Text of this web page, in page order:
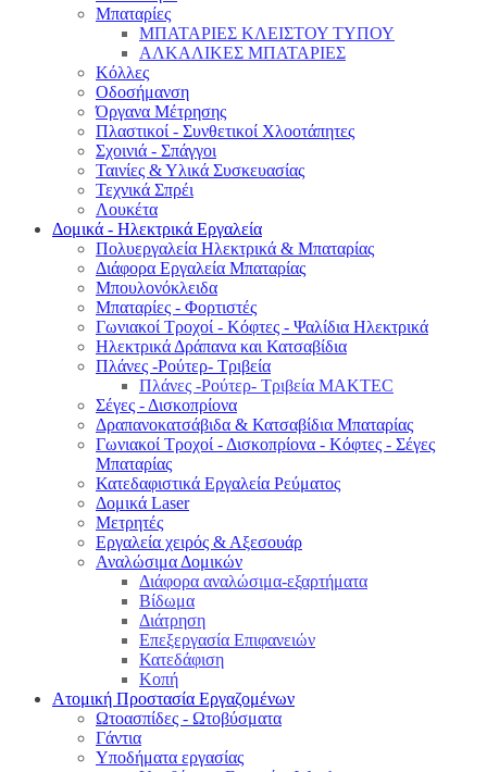
Μπαταρίες
ΜΠΑΤΑΡΙΕΣ ΚΛΕΙΣΤΟΥ ΤΥΠΟΥ
ΑΛΚΑΛΙΚΕΣ ΜΠΑΤΑΡΙΕΣ
Κόλλες
Οδοσήμανση
Όργανα Μέτρησης
Πλαστικοί - Συνθετικοί Χλοοτάπητες
Σχοινιά - Σπάγγοι
Ταινίες & Υλικά Συσκευασίας
Τεχνικά Σπρέι
Λουκέτα
Δομικά - Ηλεκτρικά Εργαλεία
Πολυεργαλεία Ηλεκτρικά & Μπαταρίας
Διάφορα Εργαλεία Μπαταρίας
Μπουλονόκλειδα
Μπαταρίες - Φορτιστές
Γωνιακοί Τροχοί - Κόφτες - Ψαλίδια Ηλεκτρικά
Ηλεκτρικά Δράπανα και Κατσαβίδια
Πλάνες -Ρούτερ- Τριβεία
Πλάνες -Ρούτερ- Τριβεία MAKTEC
Σέγες - Δισκοπρίονα
Δραπανοκατσάβιδα & Κατσαβίδια Μπαταρίας
Γωνιακοί Τροχοί - Δισκοπρίονα - Κόφτες - Σέγες
Μπαταρίας
Κατεδαφιστικά Εργαλεία Ρεύματος
Δομικά Laser
Μετρητές
Εργαλεία χειρός & Αξεσουάρ
Αναλώσιμα Δομικών
Διάφορα αναλώσιμα-εξαρτήματα
Βίδωμα
Διάτρηση
Επεξεργασία Επιφανειών
Κατεδάφιση
Κοπή
Ατομική Προστασία Εργαζομένων
Ωτοασπίδες - Ωτοβύσματα
Γάντια
Υποδήματα εργασίας